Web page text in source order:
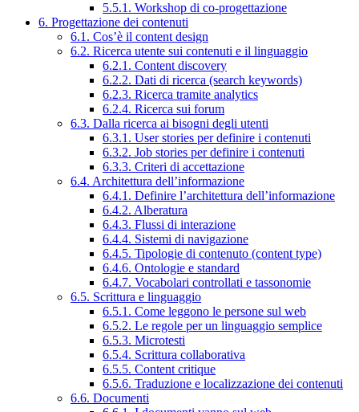
5.5.1. Workshop di co-progettazione
6. Progettazione dei contenuti
6.1. Cos’è il content design
6.2. Ricerca utente sui contenuti e il linguaggio
6.2.1. Content discovery
6.2.2. Dati di ricerca (search keywords)
6.2.3. Ricerca tramite analytics
6.2.4. Ricerca sui forum
6.3. Dalla ricerca ai bisogni degli utenti
6.3.1. User stories per definire i contenuti
6.3.2. Job stories per definire i contenuti
6.3.3. Criteri di accettazione
6.4. Architettura dell’informazione
6.4.1. Definire l’architettura dell’informazione
6.4.2. Alberatura
6.4.3. Flussi di interazione
6.4.4. Sistemi di navigazione
6.4.5. Tipologie di contenuto (content type)
6.4.6. Ontologie e standard
6.4.7. Vocabolari controllati e tassonomie
6.5. Scrittura e linguaggio
6.5.1. Come leggono le persone sul web
6.5.2. Le regole per un linguaggio semplice
6.5.3. Microtesti
6.5.4. Scrittura collaborativa
6.5.5. Content critique
6.5.6. Traduzione e localizzazione dei contenuti
6.6. Documenti